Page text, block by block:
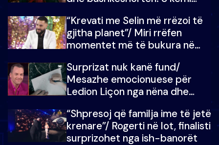
“Krevati me Selin më rrëzoi të
gjitha planet”/ Miri rrëfen
momentet më të bukura në
mungojë zilja e mëngjesit kur…
Surprizat nuk kanë fund/
Mesazhe emocionuese për
Ledion Liçon nga nëna dhe
mban dot lotët: Nuk meritoj…
“Shpresoj që familja ime të jetë
krenare”/ Rogerti në lot, finalisti
surprizohet nga ish-banorët